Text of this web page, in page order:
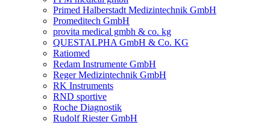
Primed Halberstadt Medizintechnik GmbH
Promeditech GmbH
provita medical gmbh & co. kg
QUESTALPHA GmbH & Co. KG
Ratiomed
Redam Instrumente GmbH
Reger Medizintechnik GmbH
RK Instruments
RND sportive
Roche Diagnostik
Rudolf Riester GmbH